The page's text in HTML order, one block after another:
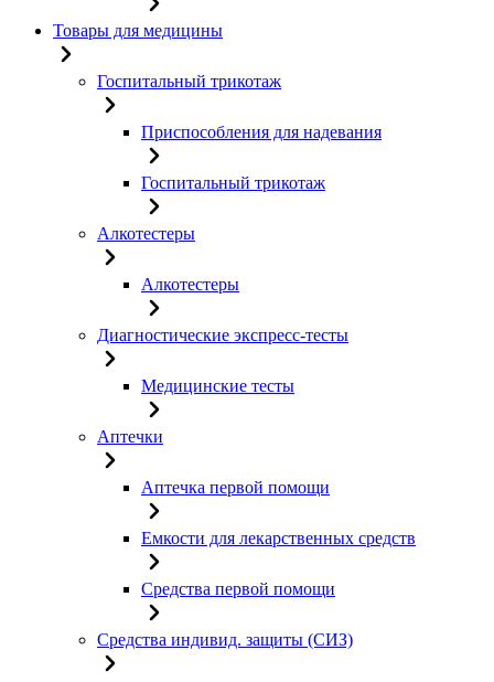
Товары для медицины
Госпитальный трикотаж
Приспособления для надевания
Госпитальный трикотаж
Алкотестеры
Алкотестеры
Диагностические экспресс-тесты
Медицинские тесты
Аптечки
Аптечка первой помощи
Емкости для лекарственных средств
Средства первой помощи
Средства индивид. защиты (СИЗ)